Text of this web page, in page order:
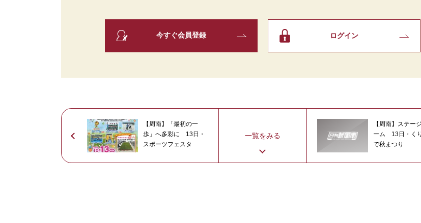
今すぐ会員登録 ログイン
【周南】「最初の一
歩」へ多彩に 13日・
スポーツフェスタ
一覧をみる
【周南】ステー
ーム 13日・く
で秋まつり